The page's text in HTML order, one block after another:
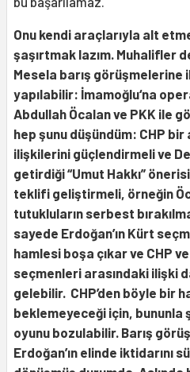
Onu kendi araçlarıyla alt
şaşırtmak lazım. Muhalifler
Mesela barış görüşmelerine
yapılabilir: İmamoğlu‘na
Abdullah Öcalan ve PKK ile
hep şunu düşündüm: CHP bir
ilişkilerini güçlendirmeli ve
getirdiği “Umut Hakkı”
teklifi geliştirmeli, örneğin
tutukluların serbest
sayede Erdoğan’ın Kürt
hamlesi boşa çıkar ve CHP
seçmenleri arasındaki ilişki
gelebilir. CHP’den böyle bir
beklemeyeceği için, bununla
oyunu bozulabilir. Barış
Erdoğan’ın elinde iktidarını